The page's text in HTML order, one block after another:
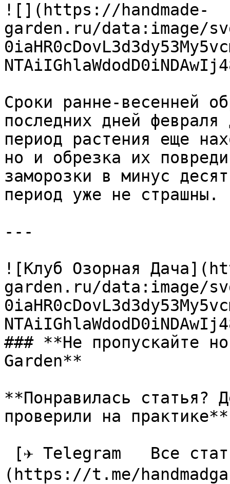
![](https://handmade-
garden.ru/data:image/
Сроки ранне-весенней
последних дней
период растения еще
но и обрезка их
заморозки в минус
период уже не страшны.
---
![Клуб Озорная
garden.ru/data:image/
### **Не пропускайте
Garden**
**Понравилась статья?
проверили на практике**
(https://t.me/